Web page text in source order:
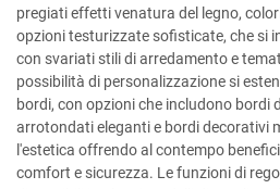
pregiati effetti venatura del legno,
opzioni testurizzate sofisticate, che si
con svariati stili di arredamento e
possibilità di personalizzazione si
bordi, con opzioni che includono bordi
arrotondati eleganti e bordi decorativi
l'estetica offrendo al contempo
comfort e sicurezza. Le funzioni di